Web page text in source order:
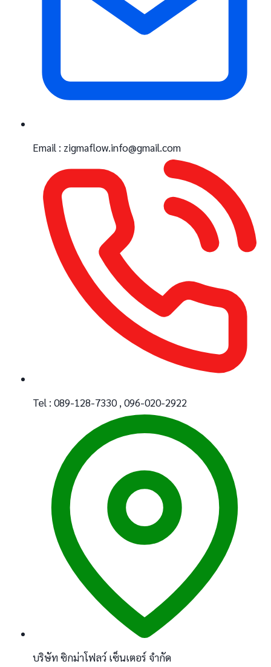
Email : zigmaflow.info@gmail.com
Tel : 089-128-7330 , 096-020-2922
บริษัท ซิกม่าโฟลว์ เซ็นเตอร์ จำกัด